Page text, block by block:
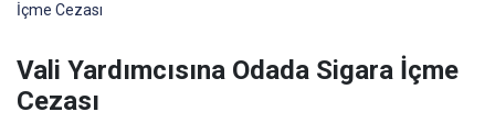
İçme Cezası
Vali Yardımcısına Odada Sigara İçme
Cezası